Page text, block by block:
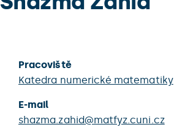
Pracoviště
Katedra numerické matematiky
E-mail
shazma.zahid@matfyz.cuni.cz